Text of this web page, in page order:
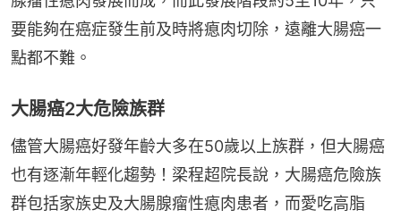
要能夠在癌症發生前及時將瘜肉切除，遠離大腸癌一
點都不難。
大腸癌2大危險族群
儘管大腸癌好發年齡大多在50歲以上族群，但大腸癌
也有逐漸年輕化趨勢！梁程超院長說，大腸癌危險族
群包括家族史及大腸腺瘤性瘜肉患者，而愛吃高脂